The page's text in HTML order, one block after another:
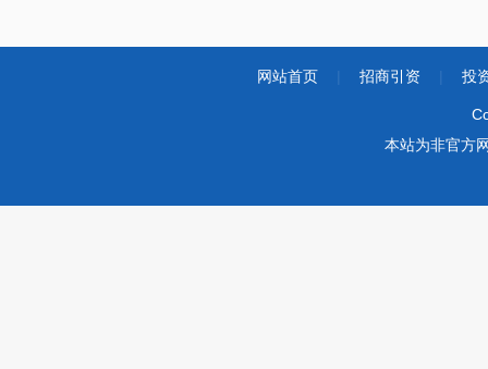
网站首页 招商引资 投
本站为非官方